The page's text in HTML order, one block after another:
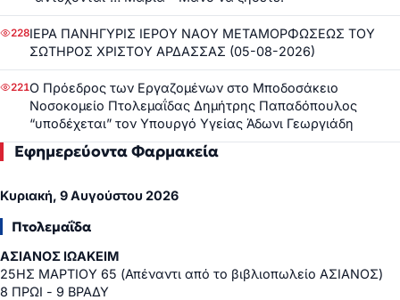
228ΙΕΡΑ ΠΑΝΗΓΥΡΙΣ ΙΕΡΟΥ ΝΑΟΥ ΜΕΤΑΜΟΡΦΩΣΕΩΣ ΤΟΥ
ΣΩΤΗΡΟΣ ΧΡΙΣΤΟΥ ΑΡΔΑΣΣΑΣ (05-08-2026)
221Ο Πρόεδρος των Εργαζομένων στο Μποδοσάκειο
Νοσοκομείο Πτολεμαΐδας Δημήτρης Παπαδόπουλος
“υποδέχεται” τον Υπουργό Υγείας Άδωνι Γεωργιάδη
Εφημερεύοντα Φαρμακεία
Κυριακή, 9 Αυγούστου 2026
Πτολεμαΐδα
ΑΣΙΑΝΟΣ ΙΩΑΚΕΙΜ
25ΗΣ ΜΑΡΤΙΟΥ 65 (Απέναντι από το βιβλιοπωλείο ΑΣΙΑΝΟΣ)
8 ΠΡΩΙ - 9 ΒΡΑΔΥ